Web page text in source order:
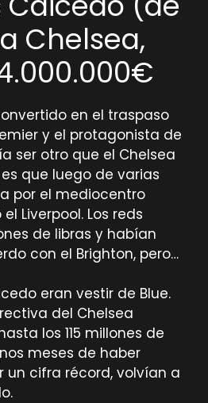
Chelsea,
en el traspaso
y el protagonista de
ser otro que el Chelsea
que luego de varias
por el mediocentro
Liverpool. Los reds
de libras y habían
con el Brighton, pero…
eran vestir de Blue.
del Chelsea
los 115 millones de
meses de haber
un cifra récord, volvían a